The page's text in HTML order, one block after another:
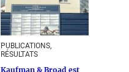
PUBLICATIONS,
RÉSULTATS
Kaufman & Broad est